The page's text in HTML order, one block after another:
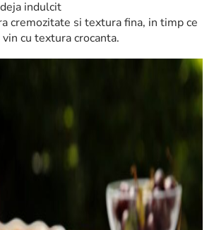
indulcit
cremozitate si textura fina, in timp ce
cu textura crocanta.